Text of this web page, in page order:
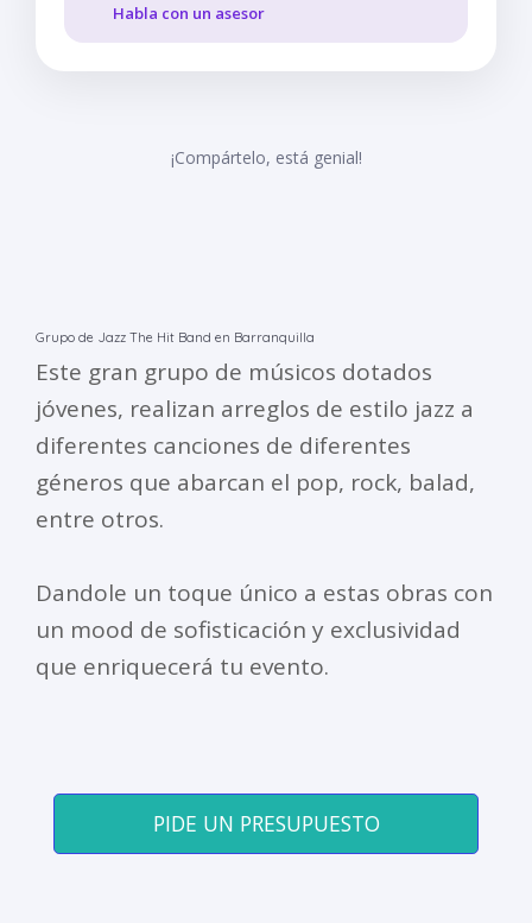
Habla con un asesor
¡Compártelo, está genial!
Grupo de Jazz The Hit Band en Barranquilla
Este gran grupo de músicos dotados
jóvenes, realizan arreglos de estilo jazz a
diferentes canciones de diferentes
géneros que abarcan el pop, rock, balad,
entre otros.
Dandole un toque único a estas obras con
un mood de sofisticación y exclusividad
que enriquecerá tu evento.
PIDE UN PRESUPUESTO